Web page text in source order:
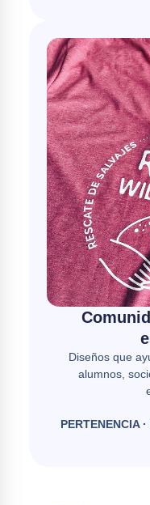
Diseños que
alumnos,
PERTENENCIA